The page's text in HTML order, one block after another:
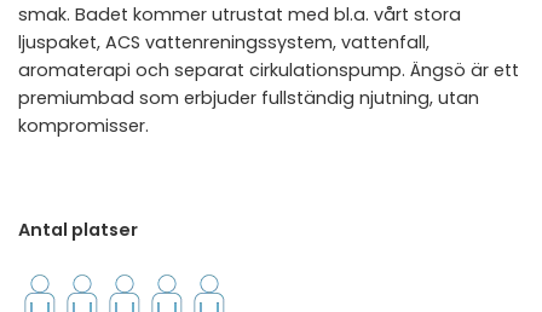
smak. Badet kommer utrustat med bl.a. vårt stora
ljuspaket, ACS vattenreningssystem, vattenfall,
aromaterapi och separat cirkulationspump. Ängsö är ett
premiumbad som erbjuder fullständig njutning, utan
kompromisser.
Antal platser